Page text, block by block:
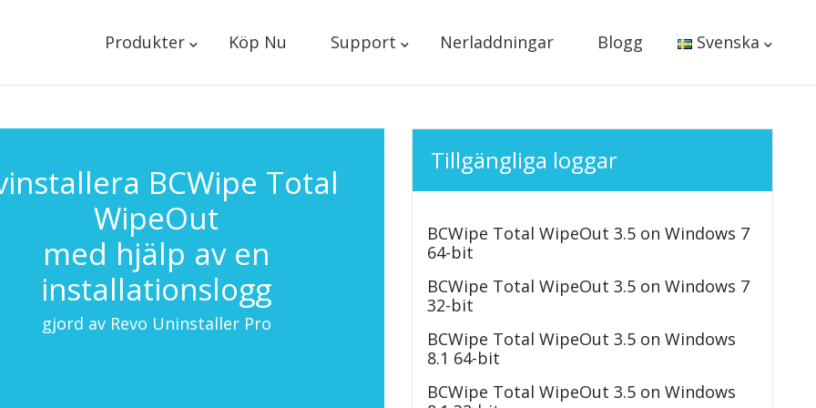
Produkter Köp Nu Support Nerladdningar Blogg Svenska
BCWipe Total
WipeOut
med hjälp av en
installationslogg
gjord av Revo Uninstaller Pro
Tillgängliga loggar
BCWipe Total WipeOut 3.5 on Windows 7
64-bit
BCWipe Total WipeOut 3.5 on Windows 7
32-bit
BCWipe Total WipeOut 3.5 on Windows
8.1 64-bit
BCWipe Total WipeOut 3.5 on Windows